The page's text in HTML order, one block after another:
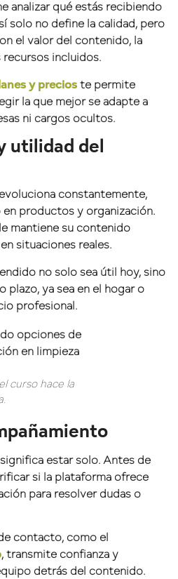
analizar qué estás recibiendo
solo no define la calidad, pero
el valor del contenido, la
incluidos.
y precioste permite
la que mejor se adapte a
ni cargos ocultos.
utilidad del
constantemente,
productos y organización.
mantiene su contenido
situaciones reales.
no solo sea útil hoy, sino
plazo, ya sea en el hogar o
profesional.
curso hace la
estar solo. Antes de
si la plataforma ofrece
para resolver dudas o
contacto, como el
, transmite confianza y
detrás del contenido.